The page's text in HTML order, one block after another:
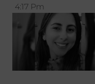
4:17 Pm